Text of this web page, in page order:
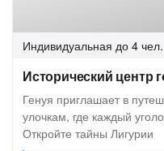
Индивидуальная до 4 чел.
Исторический центр
Генуя приглашает в
улочкам, где каждый
Откройте тайны Лигурии